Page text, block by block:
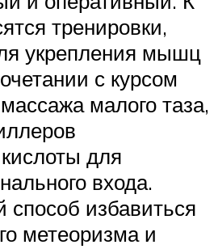
тренировки,
укрепления мышц
с курсом
малого таза,
для
входа.
способ избавиться
метеоризма и